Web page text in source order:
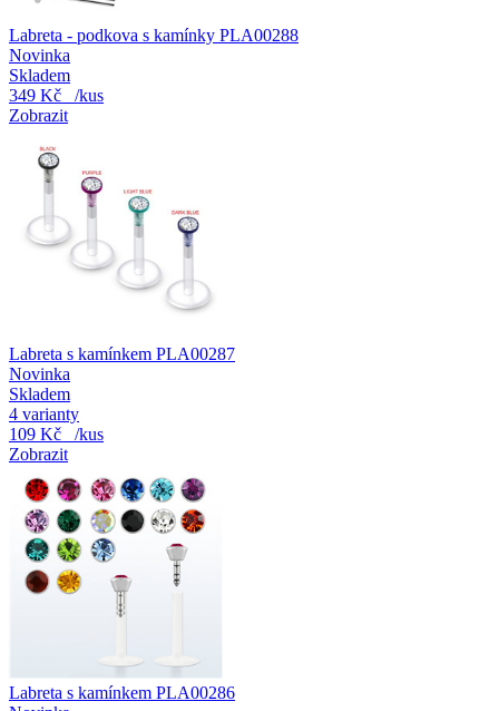
Labreta - podkova s kamínky PLA00288
Novinka
Skladem
349 Kč
/kus
Zobrazit
Labreta s kamínkem PLA00287
Novinka
Skladem
4 varianty
109 Kč
/kus
Zobrazit
Labreta s kamínkem PLA00286